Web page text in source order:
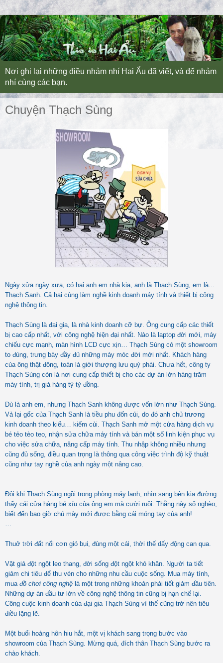
Nơi ghi lại những điều nhảm nhí Hai Ẩu đã viết, và để nhảm
nhí cùng các bạn.
Chuyện Thạch Sùng
Ngày xửa ngày xưa, có hai anh em nhà kia, anh là Thạch Sùng, em là...
Thạch Sanh. Cả hai cùng làm nghề kinh doanh máy tính và thiết bị công
nghệ thông tin.
Thạch Sùng là đại gia, là nhà kinh doanh cỡ bự. Ông cung cấp các thiết
bị cao cấp nhất, với công nghệ hiện đại nhất. Nào là laptop đời mới, máy
chiếu cực mạnh, màn hình LCD cực xịn… Thạch Sùng có một showroom
to đùng, trưng bày đầy đủ những máy móc đời mới nhất. Khách hàng
của ông thật đông, toàn là giới thượng lưu quý phái. Chưa hết, công ty
Thạch Sùng còn là nơi cung cấp thiết bị cho các dự án lớn hàng trăm
máy tính, trị giá hàng tỷ tỷ đồng.
Dù là anh em, nhưng Thạch Sanh không được vốn lớn như Thạch Sùng.
Vả lại gốc của Thạch Sanh là tiều phu đốn củi, do đó anh chủ trương
kinh doanh theo kiểu… kiếm củi. Thạch Sanh mở một cửa hàng dịch vụ
bé tẻo tèo teo, nhận sửa chữa máy tính và bán một số linh kiện phục vụ
cho việc sửa chữa, nâng cấp máy tính. Thu nhập không nhiều nhưng
cũng đủ sống, điều quan trọng là thông qua công việc trình độ kỹ thuật
cũng như tay nghề của anh ngày một nâng cao.
Đôi khi Thạch Sùng ngồi trong phòng máy lạnh, nhìn sang bên kia đường
thấy cái cửa hàng bé xíu của ông em mà cười ruồi: Thằng này số nghèo,
biết đến bao giờ chú mày mới được bằng cái móng tay của anh!
Thuở trời đất nổi cơn gió bụi, đùng một cái, thời thế dấy động can qua.
Vật giá đột ngột leo thang, đời sống đột ngột khó khăn. Người ta tiết
giảm chi tiêu để thu vén cho những nhu cầu cuộc sống. Mua máy tính,
mua đồ chơi công nghệ là một trong những khoản phải tiết giảm đầu tiên.
Những dự án đầu tư lớn về công nghệ thông tin cũng bị hạn chế lại.
Công cuộc kinh doanh của đại gia Thạch Sùng vì thế cũng trở nên tiêu
điều lặng lẽ.
Một buổi hoàng hôn hiu hắt, một vị khách sang trọng bước vào
showroom của Thạch Sùng. Mừng quá, đích thân Thạch Sùng bước ra
chào khách.